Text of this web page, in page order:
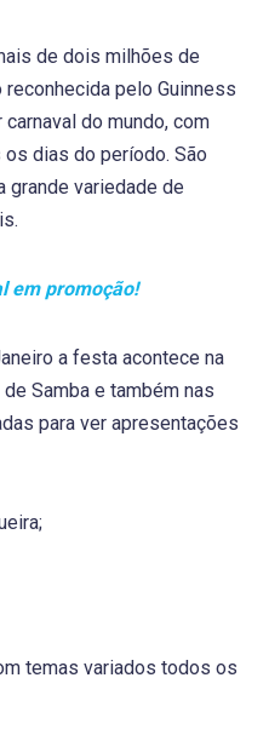
de dois milhões de
pelo Guinness
do mundo, com
dias do período. São
grande variedade de
em promoção!
a festa acontece na
Samba e também nas
para ver apresentações
temas variados todos os